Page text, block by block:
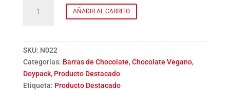
Leche
x
100
g.
-
AÑADIR AL CARRITO
SKU: N022
Categorías: Barras de Chocolate,Chocolate Vegano,
Doypack, Producto Destacado
Etiqueta: Producto Destacado